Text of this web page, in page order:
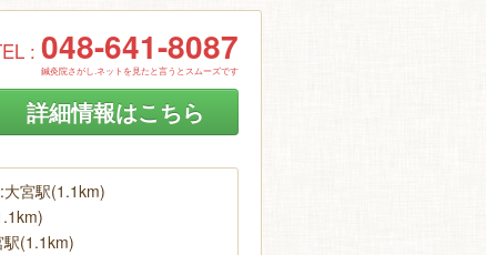
: 048-641-8087
鍼灸院さがし.ネットを見たと言うとスムーズです
詳細情報はこちら
宮駅(1.1km)
(1.1km)